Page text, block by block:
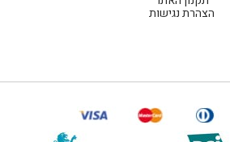
הצהרת נגישות